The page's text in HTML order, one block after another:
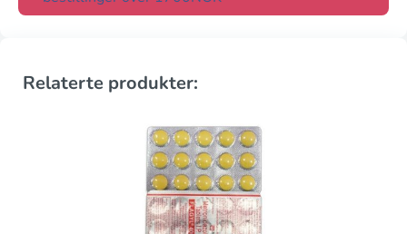
Relaterte produkter: